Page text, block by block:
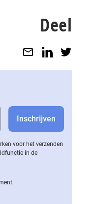
Deel
voor het verzenden
in de